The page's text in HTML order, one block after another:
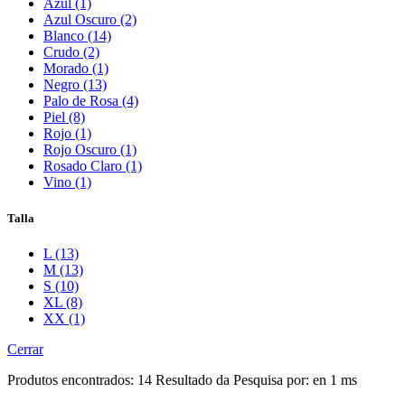
Azul (1)
Azul Oscuro (2)
Blanco (14)
Crudo (2)
Morado (1)
Negro (13)
Palo de Rosa (4)
Piel (8)
Rojo (1)
Rojo Oscuro (1)
Rosado Claro (1)
Vino (1)
Talla
L (13)
M (13)
S (10)
XL (8)
XX (1)
Cerrar
Produtos encontrados: 14 Resultado da Pesquisa por: en 1 ms